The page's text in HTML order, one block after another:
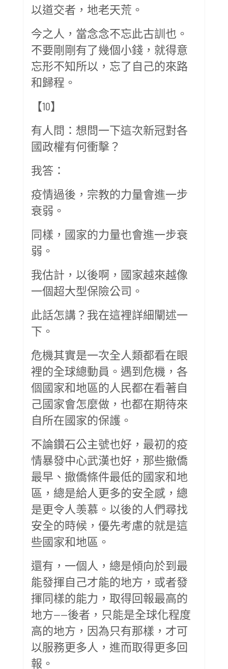
以道交者，地老天荒。
今之人，當念念不忘此古訓也。
不要剛剛有了幾個小錢，就得意
忘形不知所以，忘了自己的來路
和歸程。
【10】
有人問：想問一下這次新冠對各
國政權有何衝擊？
我答：
疫情過後，宗教的力量會進一步
衰弱。
同樣，國家的力量也會進一步衰
弱。
我估計，以後啊，國家越來越像
一個超大型保險公司。
此話怎講？我在這裡詳細闡述一
下。
危機其實是一次全人類都看在眼
裡的全球總動員。遇到危機，各
個國家和地區的人民都在看著自
己國家會怎麼做，也都在期待來
自所在國家的保護。
不論鑽石公主號也好，最初的疫
情暴發中心武漢也好，那些撤僑
最早、撤僑條件最低的國家和地
區，總是給人更多的安全感，總
是更令人羡慕。以後的人們尋找
安全的時候，優先考慮的就是這
些國家和地區。
還有，一個人，總是傾向於到最
能發揮自己才能的地方，或者發
揮同樣的能力，取得回報最高的
地方——後者，只能是全球化程度
高的地方，因為只有那樣，才可
以服務更多人，進而取得更多回
報。